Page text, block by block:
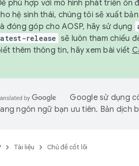
phù hợp với mô hình phát triển ổn
hệ sinh thái, chúng tôi sẽ xuất
đóng góp cho AOSP, hãy sử dụng
release sẽ luôn tham chiếu
thêm thông tin, hãy xem bài viết
Google sử dụng
ngôn ngữ bạn ưu tiên. Bản dịch
Tài liệu Chủ đề cốt lõi